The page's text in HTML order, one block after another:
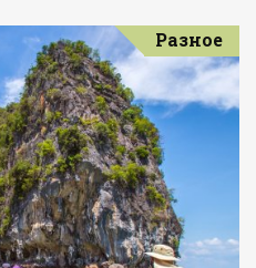
Разное